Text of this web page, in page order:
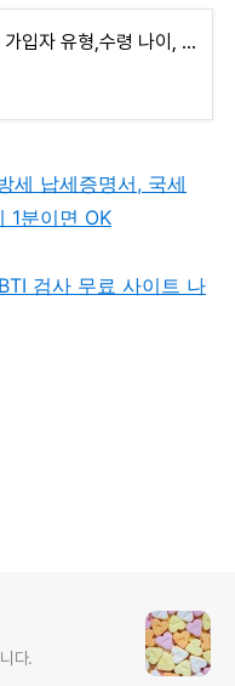
국민연금 신청 방법, 가입자 유형,수령 나이, 수령 준비서류
세 납세증명서, 국세
1분이면 OK
검사 무료 사이트 나
다.